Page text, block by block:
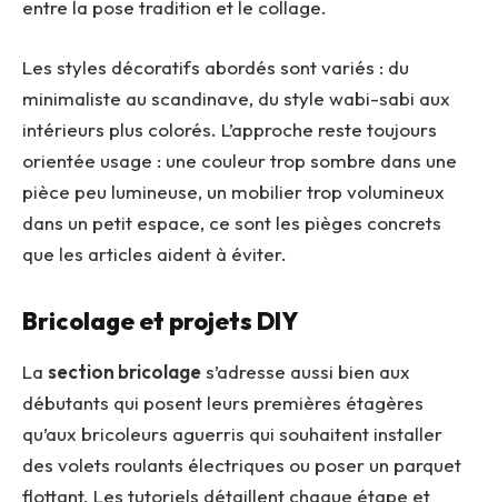
entre la pose tradition et le collage.
Les styles décoratifs abordés sont variés : du
minimaliste au scandinave, du style wabi-sabi aux
intérieurs plus colorés. L’approche reste toujours
orientée usage : une couleur trop sombre dans une
pièce peu lumineuse, un mobilier trop volumineux
dans un petit espace, ce sont les pièges concrets
que les articles aident à éviter.
Bricolage et projets DIY
La section bricolages’adresse aussi bien aux
débutants qui posent leurs premières étagères
qu’aux bricoleurs aguerris qui souhaitent installer
des volets roulants électriques ou poser un parquet
flottant. Les tutoriels détaillent chaque étape et